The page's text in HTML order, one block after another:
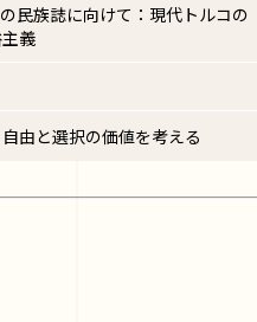
民族誌に向けて：現代トルコの
義
由と選択の価値を考える